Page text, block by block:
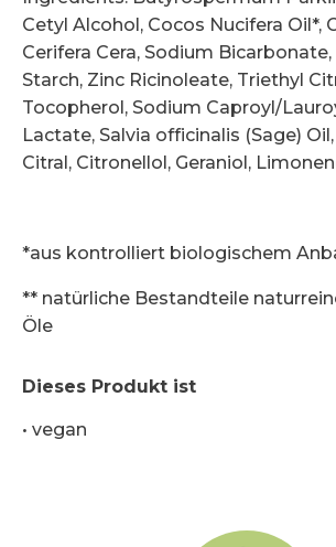
Cetyl Alcohol, Cocos Nucifera Oil*,
Cerifera Cera, Sodium
Starch, Zinc Ricinoleate, Triethyl
Tocopherol, Sodium Caproyl/
Lactate, Salvia officinalis (Sage)
Citral, Citronellol, Geraniol,
*aus kontrolliert biologischem
** natürliche Bestandteile
Öle
Dieses Produkt ist
• vegan